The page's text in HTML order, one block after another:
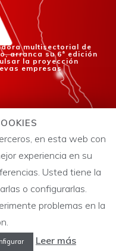
multisectorial de
arranca su 6ª edición
la proyección
empresas
gallegas amplíen
en esta web con
experiencia en su
Usted tiene la
o configurarlas.
problemas en la
Leer más